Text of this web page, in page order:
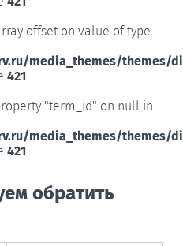
offset on value of type
media_themes/themes/
421
"term_id" on null in
media_themes/themes/
421
обратить